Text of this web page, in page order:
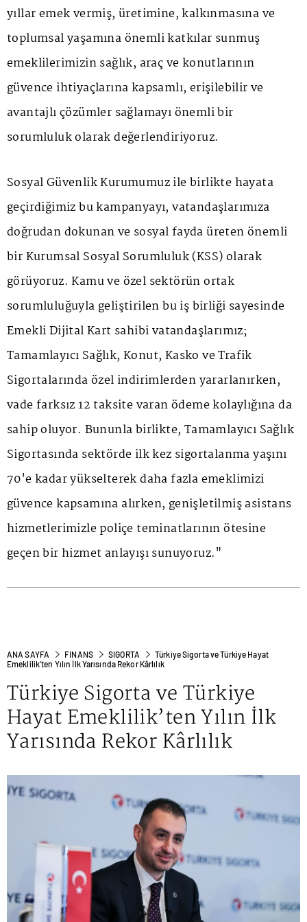
yıllar emek vermiş, üretimine, kalkınmasına ve
toplumsal yaşamına önemli katkılar sunmuş
emeklilerimizin sağlık, araç ve konutlarının
güvence ihtiyaçlarına kapsamlı, erişilebilir ve
avantajlı çözümler sağlamayı önemli bir
sorumluluk olarak değerlendiriyoruz.
Sosyal Güvenlik Kurumumuz ile birlikte hayata
geçirdiğimiz bu kampanyayı, vatandaşlarımıza
doğrudan dokunan ve sosyal fayda üreten önemli
bir Kurumsal Sosyal Sorumluluk (KSS) olarak
görüyoruz. Kamu ve özel sektörün ortak
sorumluluğuyla geliştirilen bu iş birliği sayesinde
Emekli Dijital Kart sahibi vatandaşlarımız;
Tamamlayıcı Sağlık, Konut, Kasko ve Trafik
Sigortalarında özel indirimlerden yararlanırken,
vade farksız 12 taksite varan ödeme kolaylığına da
sahip oluyor. Bununla birlikte, Tamamlayıcı Sağlık
Sigortasında sektörde ilk kez sigortalanma yaşını
70'e kadar yükselterek daha fazla emeklimizi
güvence kapsamına alırken, genişletilmiş asistans
hizmetlerimizle poliçe teminatlarının ötesine
geçen bir hizmet anlayışı sunuyoruz."
ANA SAYFA FINANS SIGORTA
Türkiye Sigorta ve Türkiye Hayat
Emeklilik’ten Yılın İlk Yarısında Rekor Kârlılık
Türkiye Sigorta ve Türkiye
Hayat Emeklilik’ten Yılın İlk
Yarısında Rekor Kârlılık